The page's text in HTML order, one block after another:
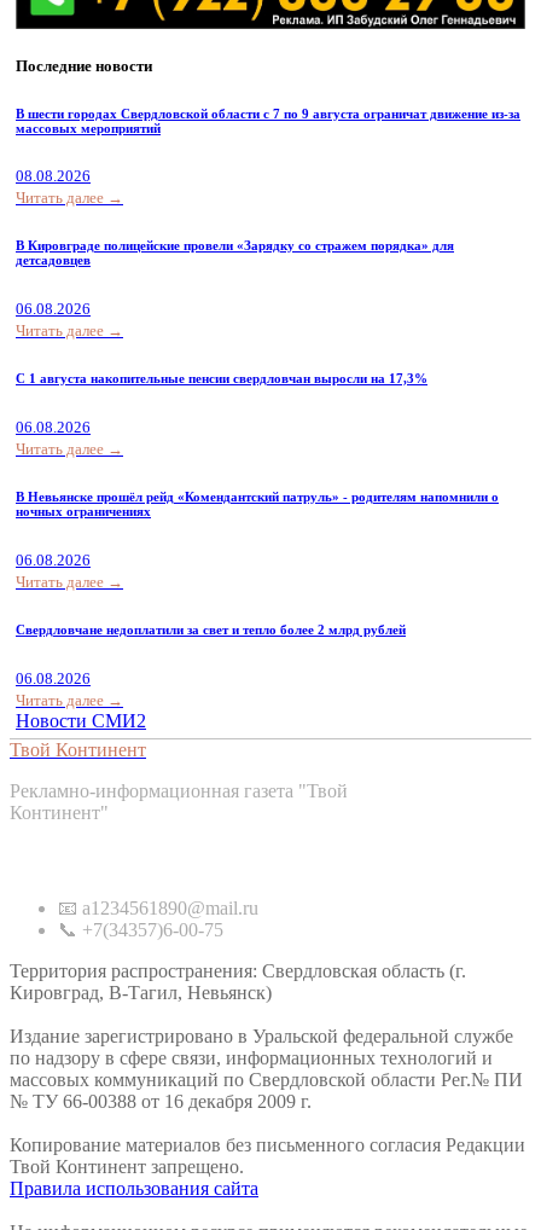
Последние новости
В шести городах Свердловской области с 7 по 9 августа ограничат движение из-за
массовых мероприятий
08.08.2026
Читать далее →
В Кировграде полицейские провели «Зарядку со стражем порядка» для
детсадовцев
06.08.2026
Читать далее →
С 1 августа накопительные пенсии свердловчан выросли на 17,3%
06.08.2026
Читать далее →
В Невьянске прошёл рейд «Комендантский патруль» - родителям напомнили о
ночных ограничениях
06.08.2026
Читать далее →
Свердловчане недоплатили за свет и тепло более 2 млрд рублей
06.08.2026
Читать далее →
Новости СМИ2
Твой Континент
Рекламно-информационная газета "Твой
Континент"
📧 a1234561890@mail.ru
📞 +7(34357)6-00-75
Территория распространения: Свердловская область (г.
Кировград, В-Тагил, Невьянск)
Издание зарегистрировано в Уральской федеральной службе
по надзору в сфере связи, информационных технологий и
массовых коммуникаций по Свердловской области Рег.№ ПИ
№ ТУ 66-00388 от 16 декабря 2009 г.
Копирование материалов без письменного согласия Редакции
Твой Континент запрещено.
Правила использования сайта